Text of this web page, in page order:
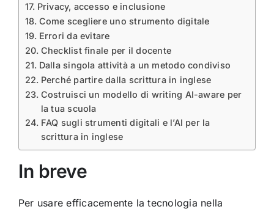
Privacy, accesso e inclusione
Come scegliere uno strumento digitale
Errori da evitare
Checklist finale per il docente
Dalla singola attività a un metodo condiviso
Perché partire dalla scrittura in inglese
Costruisci un modello di writing AI-aware per
la tua scuola
FAQ sugli strumenti digitali e l’AI per la
scrittura in inglese
In breve
Per usare efficacemente la tecnologia nella